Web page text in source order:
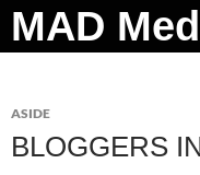
Ga
naar
Zoeken
ASIDE
BLOGGERS